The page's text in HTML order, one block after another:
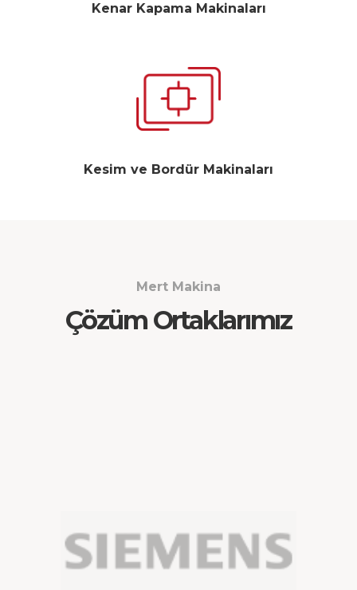
Kenar Kapama Makinaları
Kesim ve Bordür Makinaları
Mert Makina
Çözüm Ortaklarımız